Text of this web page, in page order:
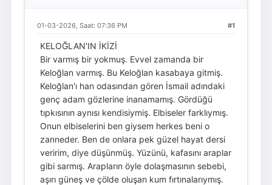
#1
01-03-2026, Saat: 07:36 PM
KELOĞLAN'IN İKİZİ
Bir varmış bir yokmuş. Evvel zamanda bir
Keloğlan varmış. Bu Keloğlan kasabaya gitmiş.
Keloğlan'ı han odasından gören İsmail adındaki
genç adam gözlerine inanamamış. Gördüğü
tıpkısının aynısı kendisiymiş. Elbiseler farklıymış.
Onun elbiselerini ben giysem herkes beni o
zanneder. Ben de onlara pek güzel hayat dersi
veririm, diye düşünmüş. Yüzünü, kafasını araplar
gibi sarmış. Arapların öyle dolaşmasının sebebi,
aşırı güneş ve çölde oluşan kum fırtınalarıymış.